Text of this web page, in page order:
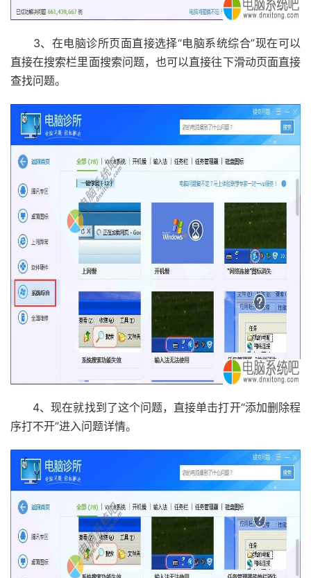
3、在电脑诊所页面直接选择“电脑系统综合”现在可以
直接在搜索栏里面搜索问题，也可以直接往下滑动页面直接
查找问题。
4、现在就找到了这个问题，直接单击打开“添加删除程
序打不开”进入问题详情。